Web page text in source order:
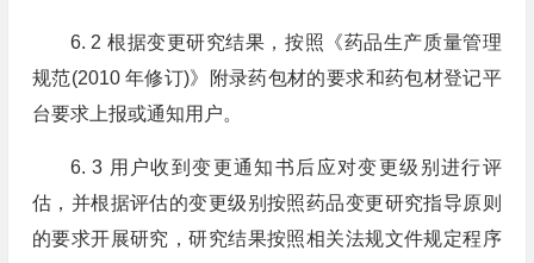
6. 2 根据变更研究结果，按照《药品生产质量管理
规范(2010 年修订)》附录药包材的要求和药包材登记平
台要求上报或通知用户。
6. 3 用户收到变更通知书后应对变更级别进行评
估，并根据评估的变更级别按照药品变更研究指导原则
的要求开展研究，研究结果按照相关法规文件规定程序